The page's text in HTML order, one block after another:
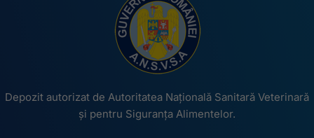
Depozit autorizat de Autoritatea Națională Sanitară Veterinară
și pentru Siguranța Alimentelor.